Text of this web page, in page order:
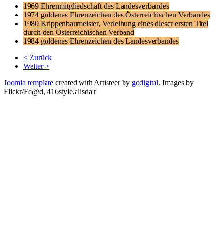
1969 Ehrenmitgliedschaft des Landesverbandes
1974 goldenes Ehrenzeichen des Österreichischen Verbandes
1980 Krippenbaumeister, Verleihung eines dieser ersten Titel
durch den Österreichischen Verband
1984 goldenes Ehrenzeichen des Landesverbandes
< Zurück
Weiter >
Joomla template created with Artisteer by godigital. Images by
Flickr/Fo@d,,416style,alisdair